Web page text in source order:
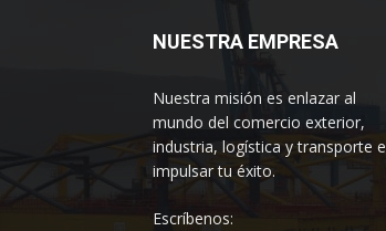
NUESTRA EMPRESA
Nuestra misión es enlazar al
mundo del comercio exterior,
industria, logística y transporte e
impulsar tu éxito.
Escríbenos: